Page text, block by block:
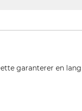
garanterer en lang